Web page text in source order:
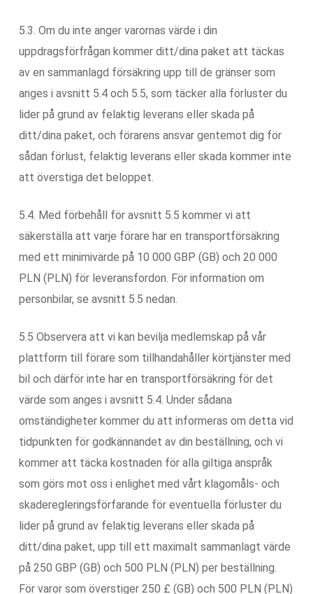
5.3. Om du inte anger varornas värde i din
uppdragsförfrågan kommer ditt/dina paket att täckas
av en sammanlagd försäkring upp till de gränser som
anges i avsnitt 5.4 och 5.5, som täcker alla förluster du
lider på grund av felaktig leverans eller skada på
ditt/dina paket, och förarens ansvar gentemot dig för
sådan förlust, felaktig leverans eller skada kommer inte
att överstiga det beloppet.
5.4. Med förbehåll för avsnitt 5.5 kommer vi att
säkerställa att varje förare har en transportförsäkring
med ett minimivärde på 10 000 GBP (GB) och 20 000
PLN (PLN) för leveransfordon. För information om
personbilar, se avsnitt 5.5 nedan.
5.5 Observera att vi kan bevilja medlemskap på vår
plattform till förare som tillhandahåller körtjänster med
bil och därför inte har en transportförsäkring för det
värde som anges i avsnitt 5.4. Under sådana
omständigheter kommer du att informeras om detta vid
tidpunkten för godkännandet av din beställning, och vi
kommer att täcka kostnaden för alla giltiga anspråk
som görs mot oss i enlighet med vårt klagomåls- och
skaderegleringsförfarande för eventuella förluster du
lider på grund av felaktig leverans eller skada på
ditt/dina paket, upp till ett maximalt sammanlagt värde
på 250 GBP (GB) och 500 PLN (PLN) per beställning.
För varor som överstiger 250 £ (GB) och 500 PLN (PLN)